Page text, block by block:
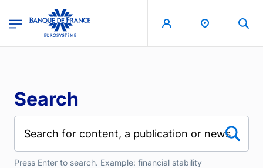
Search
Press Enter to search. Example: financial stability